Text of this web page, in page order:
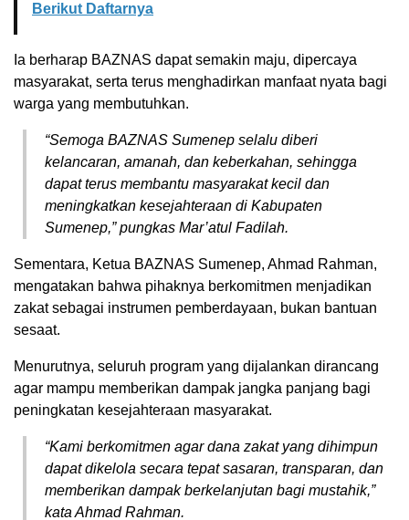
Berikut Daftarnya
Ia berharap BAZNAS dapat semakin maju, dipercaya
masyarakat, serta terus menghadirkan manfaat nyata bagi
warga yang membutuhkan.
“Semoga BAZNAS Sumenep selalu diberi
kelancaran, amanah, dan keberkahan, sehingga
dapat terus membantu masyarakat kecil dan
meningkatkan kesejahteraan di Kabupaten
Sumenep,” pungkas Mar’atul Fadilah.
Sementara, Ketua BAZNAS Sumenep, Ahmad Rahman,
mengatakan bahwa pihaknya berkomitmen menjadikan
zakat sebagai instrumen pemberdayaan, bukan bantuan
sesaat.
Menurutnya, seluruh program yang dijalankan dirancang
agar mampu memberikan dampak jangka panjang bagi
peningkatan kesejahteraan masyarakat.
“Kami berkomitmen agar dana zakat yang dihimpun
dapat dikelola secara tepat sasaran, transparan, dan
memberikan dampak berkelanjutan bagi mustahik,”
kata Ahmad Rahman.